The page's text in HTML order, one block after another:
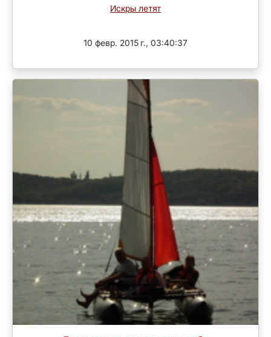
Искры летят
10 февр. 2015 г., 03:40:37